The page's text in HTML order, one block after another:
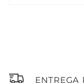
ENTREGA